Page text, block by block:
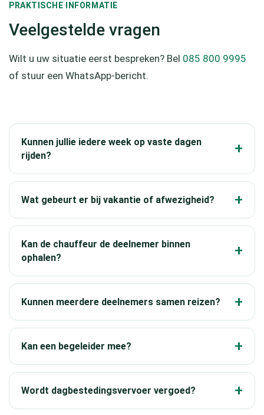
PRAKTISCHE INFORMATIE
Veelgestelde vragen
Wilt u uw situatie eerst bespreken? Bel 085 800 9995
of stuur een WhatsApp-bericht.
Kunnen jullie iedere week op vaste dagen
rijden?
Wat gebeurt er bij vakantie of afwezigheid?
Kan de chauffeur de deelnemer binnen
ophalen?
Kunnen meerdere deelnemers samen reizen?
Kan een begeleider mee?
Wordt dagbestedingsvervoer vergoed?